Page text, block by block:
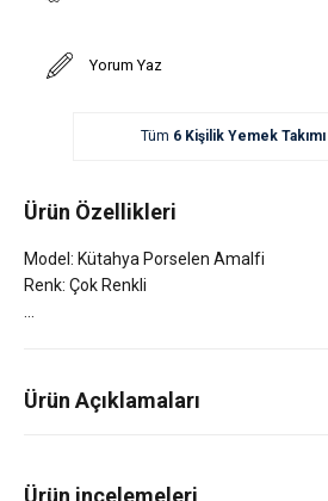
Yorum Yaz
Tüm 6 Kişilik Yemek Takımı
Ürün Özellikleri
Model: Kütahya Porselen Amalfi
Renk: Çok Renkli
Ürün Açıklamaları